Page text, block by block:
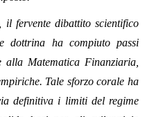
il fervente dibattito scientifico
dottrina ha compiuto passi
Matematica Finanziaria,
Tale sforzo corale ha
definitiva i limiti del regime